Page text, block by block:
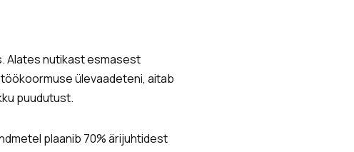
Alates nutikast esmasest
ülevaadeteni, aitab
puudutust.
plaanib 70% ärijuhtidest